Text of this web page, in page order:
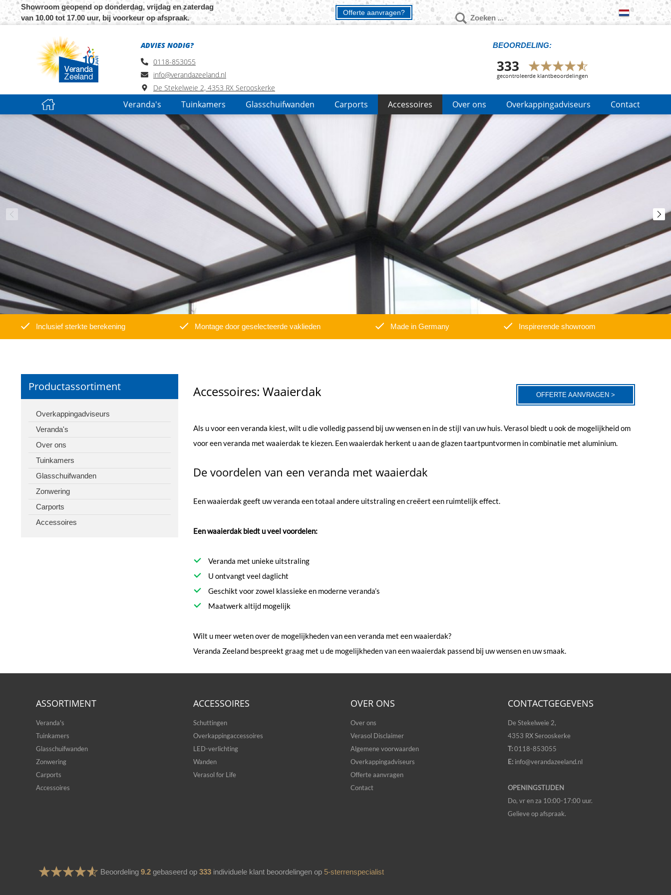
Showroom geopend op donderdag, vrijdag en zaterdag
van 10.00 tot 17.00 uur, bij voorkeur op afspraak.
Offerte aanvragen?
ADVIES NODIG?
0118-853055
info@verandazeeland.nl
De Stekelweie 2, 4353 RX Serooskerke
BEOORDELING:
Veranda's Tuinkamers Glasschuifwanden Carports Accessoires Over ons Overkappingadviseurs Contact
Inclusief sterkte berekening Montage door geselecteerde vaklieden Made in Germany Inspirerende showroom
Productassortiment
Overkappingadviseurs
Veranda's
Over ons
Tuinkamers
Glasschuifwanden
Zonwering
Carports
Accessoires
Accessoires: Waaierdak OFFERTE AANVRAGEN >
Als u voor een veranda kiest, wilt u die volledig passend bij uw wensen en in de stijl van uw huis. Verasol biedt u ook de mogelijkheid om
voor een veranda met waaierdak te kiezen. Een waaierdak herkent u aan de glazen taartpuntvormen in combinatie met aluminium.
De voordelen van een veranda met waaierdak
Een waaierdak geeft uw veranda een totaal andere uitstraling en creëert een ruimtelijk effect.
Een waaierdak biedt u veel voordelen:
Veranda met unieke uitstraling
U ontvangt veel daglicht
Geschikt voor zowel klassieke en moderne veranda’s
Maatwerk altijd mogelijk
Wilt u meer weten over de mogelijkheden van een veranda met een waaierdak?
Veranda Zeeland bespreekt graag met u de mogelijkheden van een waaierdak passend bij uw wensen en uw smaak.
ASSORTIMENT
Veranda's
Tuinkamers
Glasschuifwanden
Zonwering
Carports
Accessoires
ACCESSOIRES
Schuttingen
Overkappingaccessoires
LED-verlichting
Wanden
Verasol for Life
OVER ONS
Over ons
Verasol Disclaimer
Algemene voorwaarden
Overkappingadviseurs
Offerte aanvragen
Contact
CONTACTGEGEVENS
De Stekelweie 2,
4353 RX Serooskerke
T:0118-853055
E: info@verandazeeland.nl
OPENINGSTIJDEN
Do, vr en za 10:00-17:00 uur.
Gelieve op afspraak.
Beoordeling 9.2 gebaseerd op 333 individuele klant beoordelingen op 5-sterrenspecialist